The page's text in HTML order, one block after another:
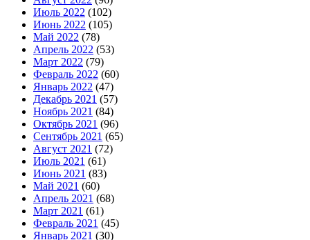
Июль 2022 (102)
Июнь 2022 (105)
Май 2022 (78)
Апрель 2022 (53)
Март 2022 (79)
Февраль 2022 (60)
Январь 2022 (47)
Декабрь 2021 (57)
Ноябрь 2021 (84)
Октябрь 2021 (96)
Сентябрь 2021 (65)
Август 2021 (72)
Июль 2021 (61)
Июнь 2021 (83)
Май 2021 (60)
Апрель 2021 (68)
Март 2021 (61)
Февраль 2021 (45)
Январь 2021 (30)